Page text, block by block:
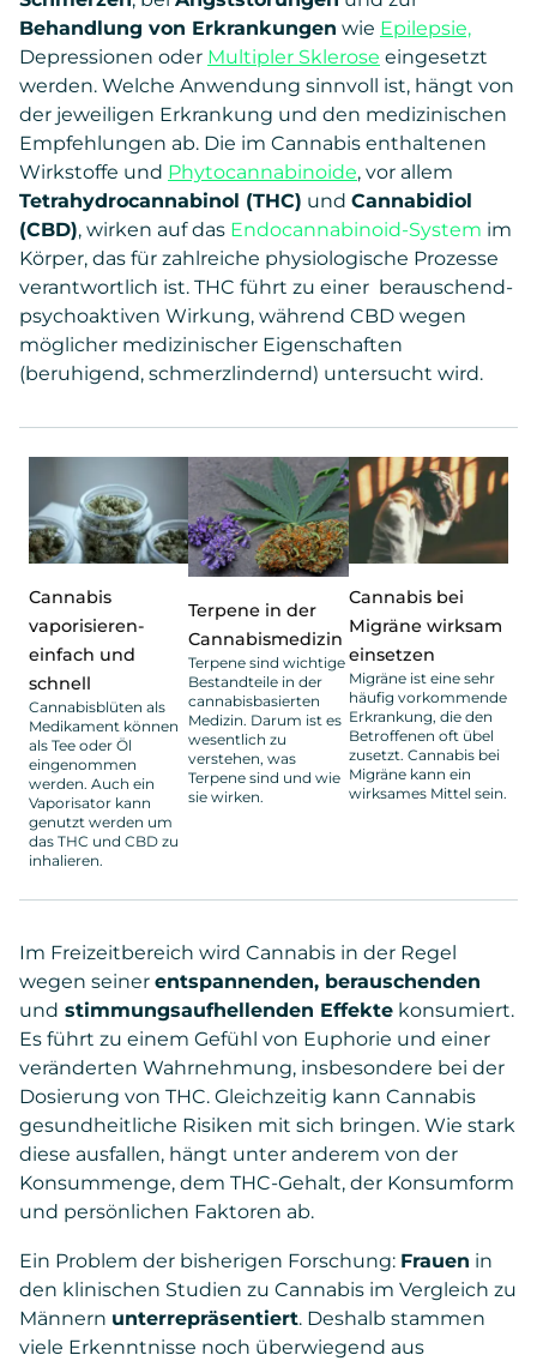
Behandlung von Erkrankungen wie Epilepsie,
Depressionen oder Multipler Sklerose eingesetzt
werden. Welche Anwendung sinnvoll ist, hängt von
der jeweiligen Erkrankung und den medizinischen
Empfehlungen ab. Die im Cannabis enthaltenen
Wirkstoffe und Phytocannabinoide, vor allem
Tetrahydrocannabinol (THC) und Cannabidiol
(CBD), wirken auf das Endocannabinoid-System im
Körper, das für zahlreiche physiologische Prozesse
verantwortlich ist. THC führt zu einer berauschend-
psychoaktiven Wirkung, während CBD wegen
möglicher medizinischer Eigenschaften
(beruhigend, schmerzlindernd) untersucht wird.
Cannabis
vaporisieren-
einfach und
schnell
Cannabisblüten als
Medikament können
als Tee oder Öl
eingenommen
werden. Auch ein
Vaporisator kann
genutzt werden um
das THC und CBD zu
inhalieren.
Terpene in der
Cannabismedizin
Terpene sind wichtige
Bestandteile in der
cannabisbasierten
Medizin. Darum ist es
wesentlich zu
verstehen, was
Terpene sind und wie
sie wirken.
Cannabis bei
Migräne wirksam
einsetzen
Migräne ist eine sehr
häufig vorkommende
Erkrankung, die den
Betroffenen oft übel
zusetzt. Cannabis bei
Migräne kann ein
wirksames Mittel sein.
Im Freizeitbereich wird Cannabis in der Regel
wegen seiner entspannenden, berauschenden
und stimmungsaufhellenden Effekte konsumiert.
Es führt zu einem Gefühl von Euphorie und einer
veränderten Wahrnehmung, insbesondere bei der
Dosierung von THC. Gleichzeitig kann Cannabis
gesundheitliche Risiken mit sich bringen. Wie stark
diese ausfallen, hängt unter anderem von der
Konsummenge, dem THC-Gehalt, der Konsumform
und persönlichen Faktoren ab.
Ein Problem der bisherigen Forschung: Frauen in
den klinischen Studien zu Cannabis im Vergleich zu
Männern unterrepräsentiert. Deshalb stammen
viele Erkenntnisse noch überwiegend aus